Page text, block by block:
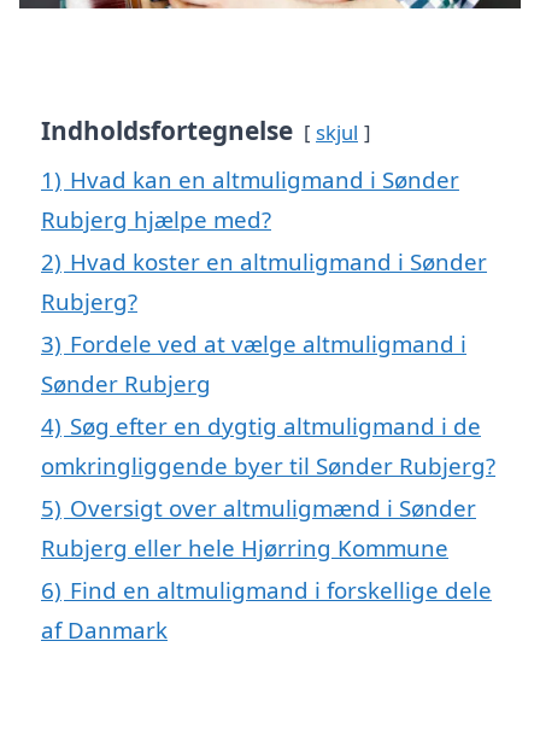
Indholdsfortegnelse skjul
1) Hvad kan en altmuligmand i Sønder
Rubjerg hjælpe med?
2) Hvad koster en altmuligmand i Sønder
Rubjerg?
3) Fordele ved at vælge altmuligmand i
Sønder Rubjerg
4) Søg efter en dygtig altmuligmand i de
omkringliggende byer til Sønder Rubjerg?
5) Oversigt over altmuligmænd i Sønder
Rubjerg eller hele Hjørring Kommune
6) Find en altmuligmand i forskellige dele
af Danmark